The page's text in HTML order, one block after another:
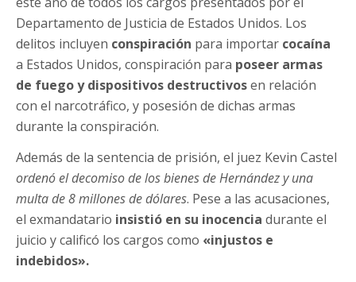
Departamento de Justicia de Estados Unidos. Los
delitos incluyen conspiración para importar cocaína
a Estados Unidos, conspiración para poseer armas
de fuego y dispositivos destructivosen relación
con el narcotráfico, y posesión de dichas armas
durante la conspiración.
Además de la sentencia de prisión, el juez Kevin Castel
ordenó el decomiso de los bienes de Hernández y una
multa de 8 millones de dólares. Pese a las acusaciones,
el exmandatario insistió en su inocencia durante el
juicio y calificó los cargos como «injustos e
indebidos».